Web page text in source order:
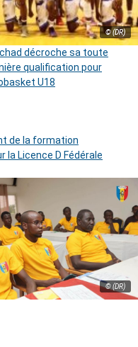
© (DR)
décroche sa toute
qualification pour
U18
de la formation
la Licence D Fédérale
© (DR)